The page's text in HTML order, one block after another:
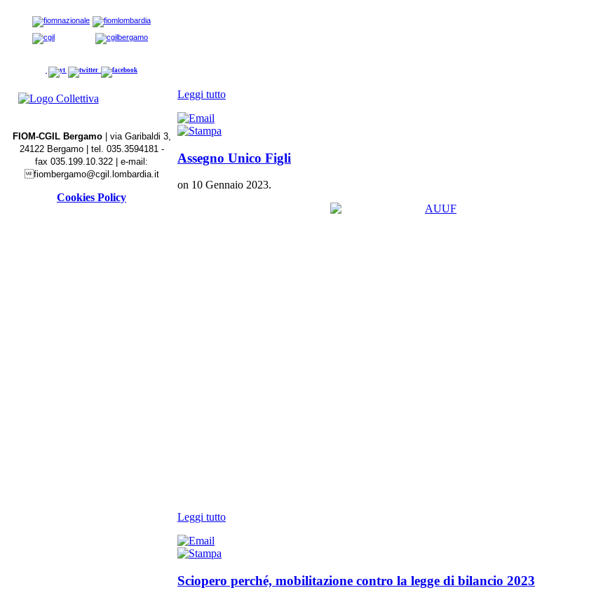
Leggi tutto
Assegno Unico Figli
on 10 Gennaio 2023.
Leggi tutto
Sciopero perché, mobilitazione contro la legge di bilancio 2023
FIOM-CGIL Bergamo| via Garibaldi 3,
24122 Bergamo | tel. 035.3594181 -
fax 035.199.10.322 | e-mail:
fiombergamo@cgil.lombardia.it
Cookies Policy